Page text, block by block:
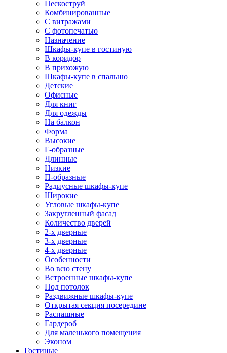
Пескоструй
Комбинированные
С витражами
С фотопечатью
Назначение
Шкафы-купе в гостиную
В коридор
В прихожую
Шкафы-купе в спальню
Детские
Офисные
Для книг
Для одежды
На балкон
Форма
Высокие
Г-образные
Длинные
Низкие
П-образные
Радиусные шкафы-купе
Широкие
Угловые шкафы-купе
Закругленный фасад
Количество дверей
2-х дверные
3-х дверные
4-х дверные
Особенности
Во всю стену
Встроенные шкафы-купе
Под потолок
Раздвижные шкафы-купе
Открытая секция посередине
Распашные
Гардероб
Для маленького помещения
Эконом
Гостиные